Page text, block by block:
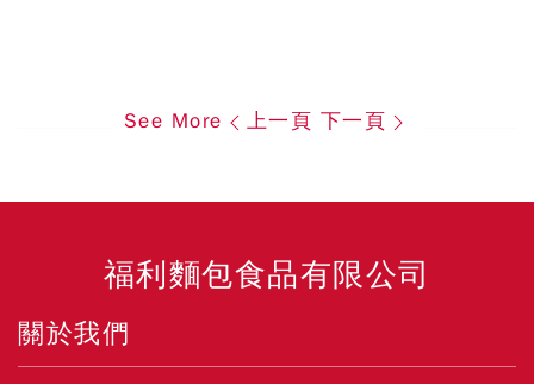
See More 上一頁 下一頁
福利麵包食品有限公司
關於我們